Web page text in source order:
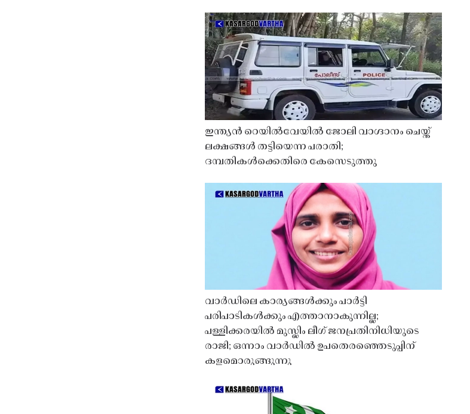
ഇന്ത്യൻ റെയിൽവേയിൽ ജോലി വാഗ്ദാനം ചെയ്ത്
ലക്ഷങ്ങൾ തട്ടിയെന്ന പരാതി;
ദമ്പതികൾക്കെതിരെ കേസെടുത്തു
വാർഡിലെ കാര്യങ്ങൾക്കും പാർട്ടി
പരിപാടികൾക്കും എത്താനാകുന്നില്ല;
പള്ളിക്കരയിൽ മുസ്ലിം ലീഗ് ജനപ്രതിനിധിയുടെ
രാജി; ഒന്നാം വാർഡിൽ ഉപതെരഞ്ഞെടുപ്പിന്
കളമൊരുങ്ങുന്നു